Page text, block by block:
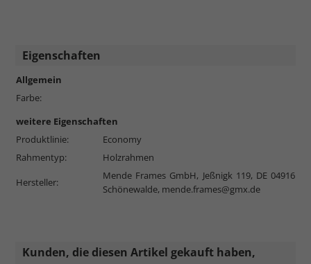
Eigenschaften
Allgemein
Farbe:
weitere Eigenschaften
Produktlinie:
Economy
Rahmentyp:
Holzrahmen
Hersteller:
Mende Frames GmbH, Jeßnigk 119, DE 04916
Schönewalde, mende.frames@gmx.de
Kunden, die diesen Artikel gekauft haben,